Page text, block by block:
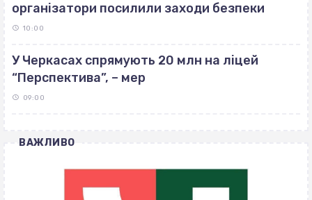
організатори посилили заходи безпеки
10:00
У Черкасах спрямують 20 млн на ліцей
“Перспектива”, – мер
09:00
ВАЖЛИВО